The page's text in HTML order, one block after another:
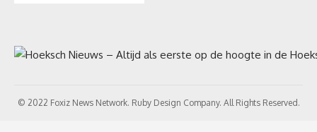
© 2022 Foxiz News Network. Ruby Design Company. All Rights Reserved.